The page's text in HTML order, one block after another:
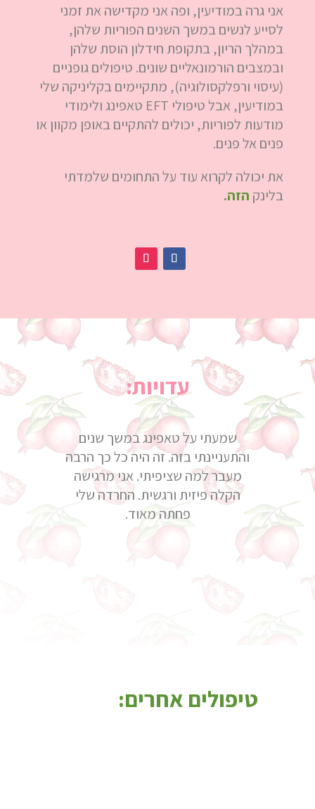
אני גרה במודיעין, ופה אני מקדישה את זמני
לסייע לנשים במשך השנים הפוריות שלהן,
במהלך הריון, בתקופת חידלון הוסת שלהן
ובמצבים הורמונאליים שונים. טיפולים גופניים
(עיסוי ורפלקסולוגיה), מתקיימים בקליניקה שלי
במודיעין, אבל טיפולי EFT טאפינג ולימודי
מודעות לפוריות, יכולים להתקיים באופן מקוון או
פנים אל פנים.
את יכולה לקרוא עוד על התחומים שלמדתי
בלינק הזה.
עדויות:
שמעתי על טאפינג במשך שנים
והתעניינתי בזה. זה היה כל כך הרבה
מעבר למה שציפיתי. אני מרגישה
הקלה פיזית ורגשית. החרדה שלי
פחתה מאוד.
טיפולים אחרים: